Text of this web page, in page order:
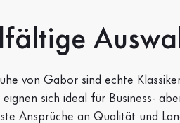
von Gabor sind echte
sich ideal für Business-
Ansprüche an Qualität und